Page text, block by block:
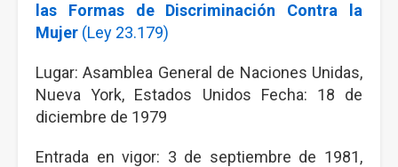
las Formas de Discriminación Contra la
Mujer (Ley 23.179)
Lugar: Asamblea General de Naciones Unidas,
Nueva York, Estados Unidos Fecha: 18 de
diciembre de 1979
Entrada en vigor: 3 de septiembre de 1981,